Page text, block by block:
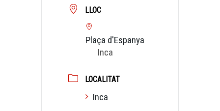
LLOC
Plaça d'Espanya
Inca
LOCALITAT
Inca